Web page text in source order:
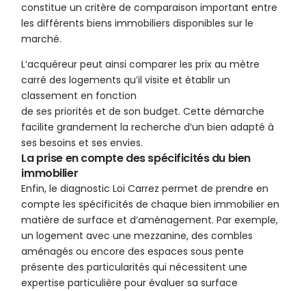
constitue un critère de comparaison important entre
les différents biens immobiliers disponibles sur le
marché.
L’acquéreur peut ainsi comparer les prix au mètre
carré des logements qu’il visite et établir un
classement en fonction
de ses priorités et de son budget. Cette démarche
facilite grandement la recherche d’un bien adapté à
ses besoins et ses envies.
La prise en compte des spécificités du bien
immobilier
Enfin, le diagnostic Loi Carrez permet de prendre en
compte les spécificités de chaque bien immobilier en
matière de surface et d’aménagement. Par exemple,
un logement avec une mezzanine, des combles
aménagés ou encore des espaces sous pente
présente des particularités qui nécessitent une
expertise particulière pour évaluer sa surface